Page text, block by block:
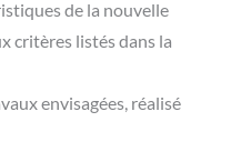
de la nouvelle
critères listés dans la
envisagées, réalisé